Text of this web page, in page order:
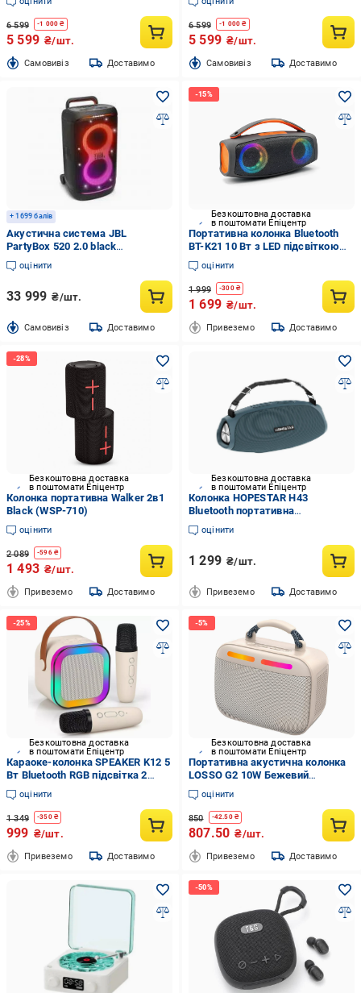
6 599 -1 000 ₴
5 599 ₴/шт.
Cамовивіз Доставимо
6 599 -1 000 ₴
5 599 ₴/шт.
Cамовивіз Доставимо
+ 1699 балів
Акустична система JBL
PartyBox 520 2.0 black
(JBLPARTYBOX520EU)
оцінити
33 999 ₴/шт.
Cамовивіз Доставимо
Безкоштовна доставка
в поштомати Епіцентр
Портативна колонка Bluetooth
BT-K21 10 Вт з LED підсвіткою
(ML-05417)
оцінити
1 999 -300₴
1 699 ₴/шт.
Привеземо Доставимо
Безкоштовна доставка
в поштомати Епіцентр
Колонка портативна Walker 2в1
Black (WSP-710)
оцінити
2 089 -596₴
1 493 ₴/шт.
Привеземо Доставимо
Безкоштовна доставка
в поштомати Епіцентр
Колонка HOPESTAR H43
Bluetooth портативна
бездротова бездротова
оцінити
1 299 ₴/шт.
Привеземо Доставимо
Безкоштовна доставка
в поштомати Епіцентр
Караоке-колонка SPEAKER K12 5
Вт Bluetooth RGB підсвітка 2
мікрофони Type-C (ML-04926)
оцінити
1 349 -350₴
999 ₴/шт.
Привеземо Доставимо
Безкоштовна доставка
в поштомати Епіцентр
Портативна акустична колонка
LOSSO G2 10W Бежевий
(531608984)
оцінити
850 -42.50₴
807.50 ₴/шт.
Привеземо Доставимо